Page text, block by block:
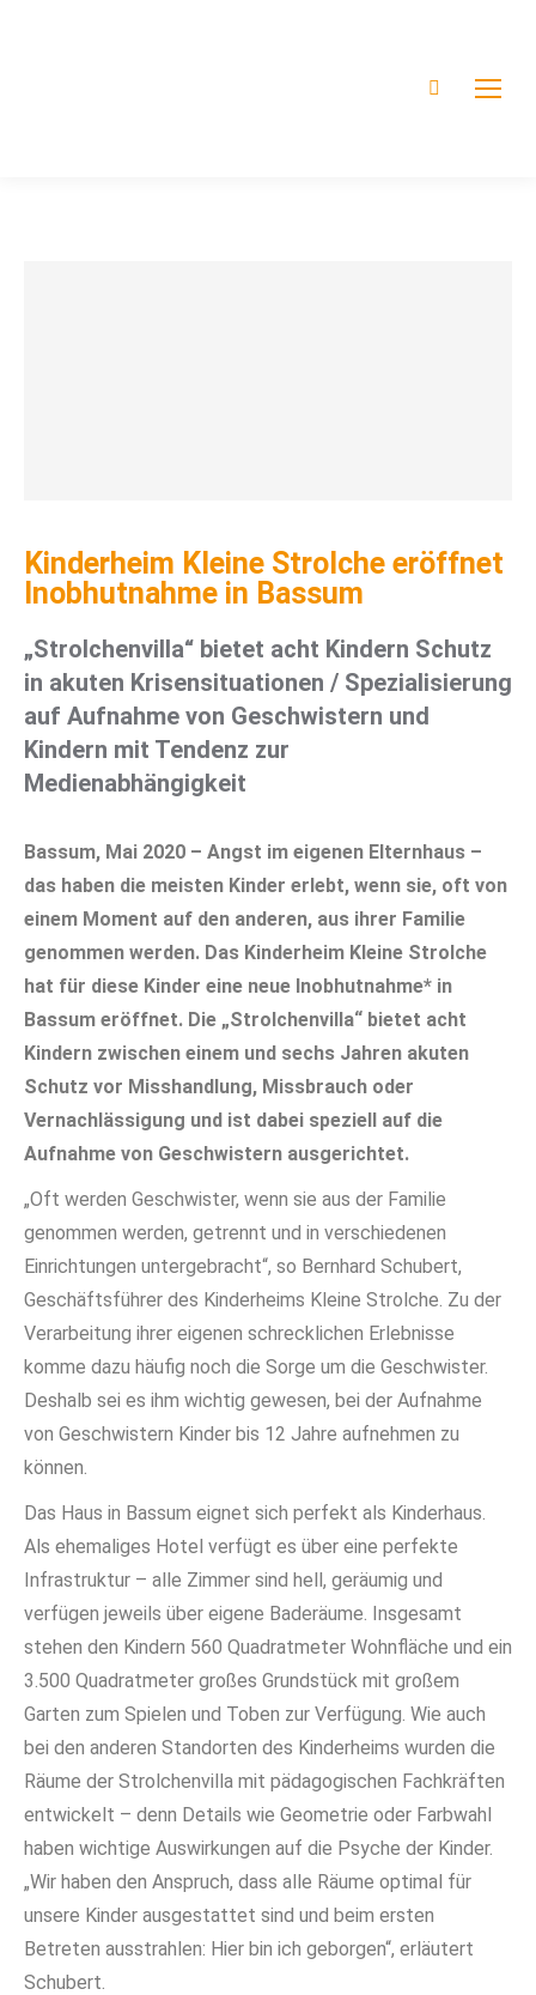
Kinderheim Kleine Strolche eröffnet
Inobhutnahme in Bassum
„Strolchenvilla“ bietet acht Kindern Schutz
in akuten Krisensituationen / Spezialisierung
auf Aufnahme von Geschwistern und
Kindern mit Tendenz zur
Medienabhängigkeit
Bassum, Mai 2020 – Angst im eigenen Elternhaus –
das haben die meisten Kinder erlebt, wenn sie, oft von
einem Moment auf den anderen, aus ihrer Familie
genommen werden. Das Kinderheim Kleine Strolche
hat für diese Kinder eine neue Inobhutnahme* in
Bassum eröffnet. Die „Strolchenvilla“ bietet acht
Kindern zwischen einem und sechs Jahren akuten
Schutz vor Misshandlung, Missbrauch oder
Vernachlässigung und ist dabei speziell auf die
Aufnahme von Geschwistern ausgerichtet.
„Oft werden Geschwister, wenn sie aus der Familie
genommen werden, getrennt und in verschiedenen
Einrichtungen untergebracht“, so Bernhard Schubert,
Geschäftsführer des Kinderheims Kleine Strolche. Zu der
Verarbeitung ihrer eigenen schrecklichen Erlebnisse
komme dazu häufig noch die Sorge um die Geschwister.
Deshalb sei es ihm wichtig gewesen, bei der Aufnahme
von Geschwistern Kinder bis 12 Jahre aufnehmen zu
können.
Das Haus in Bassum eignet sich perfekt als Kinderhaus.
Als ehemaliges Hotel verfügt es über eine perfekte
Infrastruktur – alle Zimmer sind hell, geräumig und
verfügen jeweils über eigene Baderäume. Insgesamt
stehen den Kindern 560 Quadratmeter Wohnfläche und ein
3.500 Quadratmeter großes Grundstück mit großem
Garten zum Spielen und Toben zur Verfügung. Wie auch
bei den anderen Standorten des Kinderheims wurden die
Räume der Strolchenvilla mit pädagogischen Fachkräften
entwickelt – denn Details wie Geometrie oder Farbwahl
haben wichtige Auswirkungen auf die Psyche der Kinder.
„Wir haben den Anspruch, dass alle Räume optimal für
unsere Kinder ausgestattet sind und beim ersten
Betreten ausstrahlen: Hier bin ich geborgen“, erläutert
Schubert.